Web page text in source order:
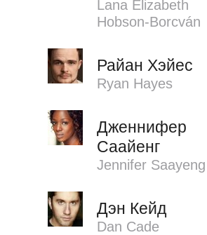
Lana Elizabeth
Hobson-Borcván
Райан Хэйес
Ryan Hayes
Дженнифер
Саайенг
Jennifer Saayeng
Дэн Кейд
Dan Cade